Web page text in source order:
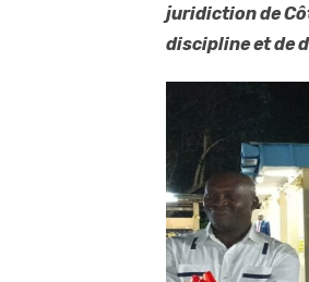
juridiction de
discipline et de